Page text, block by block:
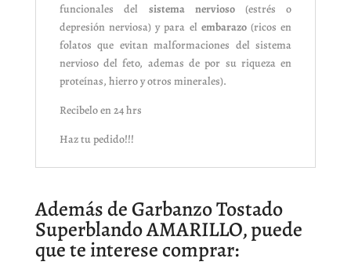
funcionales delsistema nervioso (estrés o
depresión nerviosa) y para el embarazo(ricos en
folatos que evitan malformaciones del sistema
nervioso del feto, ademas de por su riqueza en
proteínas, hierro y otros minerales).
Recibelo en 24 hrs
Haz tu pedido!!!
Además de Garbanzo Tostado
Superblando AMARILLO, puede
que te interese comprar: